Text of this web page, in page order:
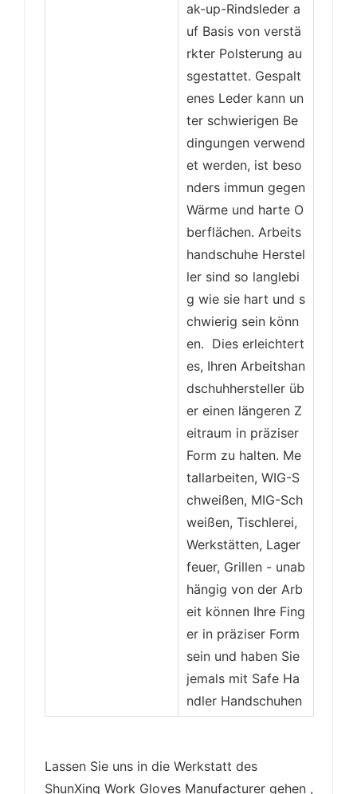
ak-up-Rindsleder a
uf Basis von verstä
rkter Polsterung au
sgestattet. Gespalt
enes Leder kann un
ter schwierigen Be
dingungen verwend
et werden, ist beso
nders immun gegen
Wärme und harte O
berflächen. Arbeits
handschuhe Herstel
ler sind so langlebi
g wie sie hart und s
chwierig sein könn
en. Dies erleichtert
es, Ihren Arbeitshan
dschuhhersteller üb
er einen längeren Z
eitraum in präziser
Form zu halten. Me
tallarbeiten, WIG-S
chweißen, MIG-Sch
weißen, Tischlerei,
Werkstätten, Lager
feuer, Grillen - unab
hängig von der Arb
eit können Ihre Fing
er in präziser Form
sein und haben Sie
jemals mit Safe Ha
ndler Handschuhen
Lassen Sie uns in die Werkstatt des
ShunXing Work Gloves Manufacturer gehen ,